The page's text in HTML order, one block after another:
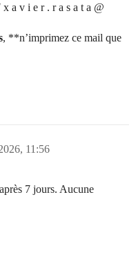
a v i e r . r a s a t a @
, **n’imprimez ce mail que
11:56
7 jours. Aucune